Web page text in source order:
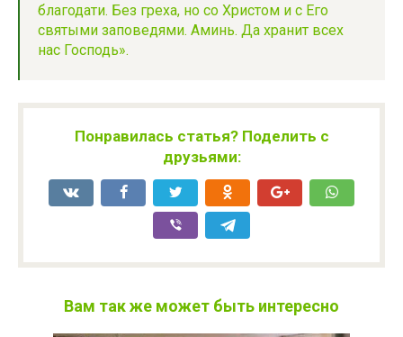
благодати. Без греха, но со Христом и с Его
святыми заповедями. Аминь. Да хранит всех
нас Господь».
Понравилась статья? Поделить с
друзьями:
Вам так же может быть интересно